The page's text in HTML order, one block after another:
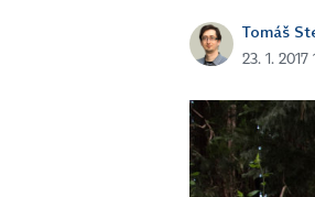
Tomáš
23. 1.